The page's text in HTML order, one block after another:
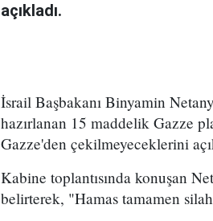
açıkladı.
İsrail Başbakanı Binyamin
hazırlanan 15 maddelik Gazze
Gazze'den çekilmeyeceklerini
Kabine toplantısında konuşan
belirterek, "Hamas tamamen